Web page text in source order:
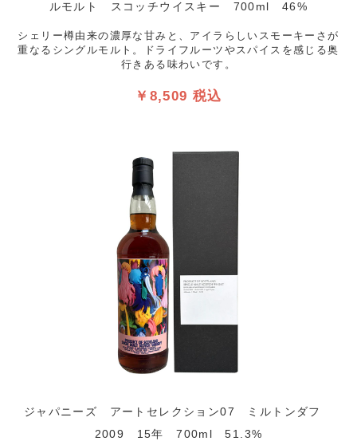
ルモルト スコッチウイスキー 700ml 46%
シェリー樽由来の濃厚な甘みと、アイラらしいスモーキーさが
重なるシングルモルト。ドライフルーツやスパイスを感じる奥
行きある味わいです。
￥8,509 税込
ジャパニーズ アートセレクション07 ミルトンダフ
2009 15年 700ml 51.3%